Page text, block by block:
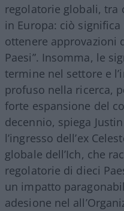
regolatorie globali, tra
in Europa: ciò
ottenere approvazioni
Paesi”. Insomma, le
termine nel settore e
profuso nella ricerca,
forte espansione del
decennio, spiega
l’ingresso dell’ex
globale dell’Ich, che
regolatorie di dieci
un impatto
adesione nel